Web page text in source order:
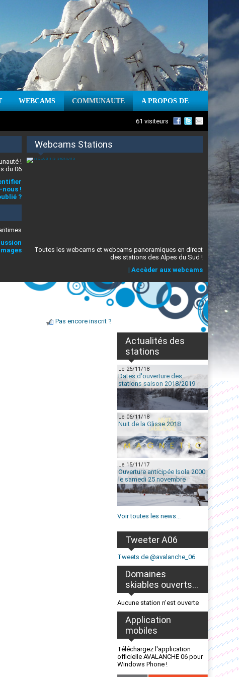
WEBCAMS COMMUNAUTE A PROPOS DE
61 visiteurs
!
du 06
nous !
?
Webcams Stations
Toutes les webcams et webcams panoramiques en direct
des stations des Alpes du Sud !
| Accèder aux webcams
Pas encore inscrit ?
Actualités des
stations
Le 26/11/18
Dates d'ouverture des
stations saison 2018/2019
Le 06/11/18
Nuit de la Glisse 2018
Le 15/11/17
Ouverture anticipée Isola 2000
le samedi 25 novembre
Voir toutes les news...
Tweeter A06
Tweets de @avalanche_06
Domaines
skiables ouverts...
Aucune station n'est ouverte
Application
mobiles
Téléchargez l'application
officielle AVALANCHE 06 pour
Windows Phone !